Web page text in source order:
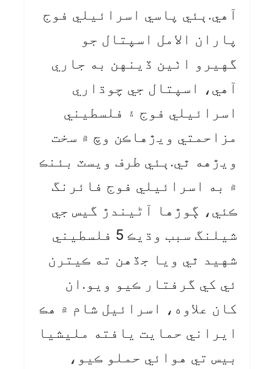
آهي.ٻئي پاسي اسرائيلي فوج
پاران الامل اسپتال جو
گهيرو اٺين ڏينهن به جاري
آهي، اسپتال جي چوڌاري
اسرائيلي فوج ۽ فلسطيني
مزاحمتي ويڙهاڪن وچ ۾ سخت
ويڙهه ٿي.ٻئي طرف ويسٽ بئنڪ
۾ به اسرائيلي فوج فائرنگ
ڪئي، ڳوڙها آڻيندڙ گيس جي
شيلنگ سبب وڌيڪ 5 فلسطيني
شهيد ٿي ويا جڏهن ته ڪيترن
ئي کي گرفتار ڪيو ويو.ان
کان علاوه، اسرائيل شام ۾ هڪ
ايراني حمايت يافته مليشيا
بيس تي هوائي حملو ڪيو،